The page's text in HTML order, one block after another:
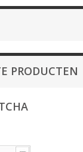
PRODUCTEN